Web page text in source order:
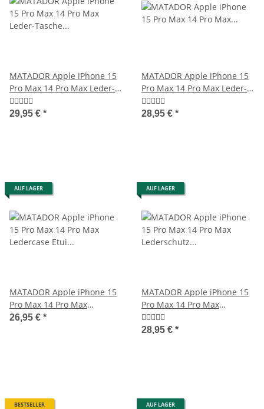
MATADOR Apple iPhone 15
Pro Max 14 Pro Max Leder-
Tasche Schwarz
29,95 € *
MATADOR Apple iPhone 15
Pro Max 14 Pro Max Leder-
Tasche-Etui Braun
28,95 € *
AUF LAGER
MATADOR Apple iPhone 15
Pro Max 14 Pro Max
Ledercase Etui Schwarz
26,95 € *
AUF LAGER
MATADOR Apple iPhone 15
Pro Max 14 Pro Max
Lederschutz Etui Braun
28,95 € *
BESTSELLER AUF LAGER